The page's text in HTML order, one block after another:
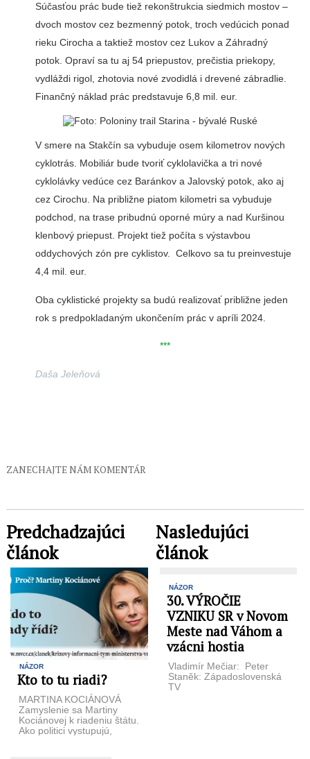
Súčasťou prác bude tiež rekonštrukcia siedmich mostov –
dvoch mostov cez bezmenný potok, troch vedúcich ponad
rieku Cirocha a taktiež mostov cez Lukov a Záhradný
potok. Opraví sa tu aj 54 priepustov, prečistia priekopy,
vydláždi rigol, zhotovia nové zvodidlá i drevené zábradlie.
Finančný náklad prác predstavuje 6,8 mil. eur.
V smere na Stakčín sa vybuduje osem kilometrov nových
cyklotrás. Mobiliár bude tvoriť cyklolavička a tri nové
cyklolávky vedúce cez Baránkov a Jalovský potok, ako aj
cez Cirochu. Na približne piatom kilometri sa vybuduje
podchod, na trase pribudnú oporné múry a nad Kuršinou
klenbový priepust. Projekt tiež počíta s výstavbou
oddychových zón pre cyklistov. Celkovo sa tu preinvestuje
4,4 mil. eur.
Oba cyklistické projekty sa budú realizovať približne jeden
rok s predpokladaným ukončením prác v apríli 2024.
***
Daša Jeleňová
ZANECHAJTE NÁM KOMENTÁR
Predchadzajúci
článok
NÁZOR
Kto to tu riadi?
MARTINA KOCIÁNOVÁ
Zamyslenie sa Martiny
Kociánovej k riadeniu štátu.
Ako politici vystupujú,
Nasledujúci
článok
NÁZOR
30. VÝROČIE
VZNIKU SR v Novom
Meste nad Váhom a
vzácni hostia
Vladimír Mečiar: Peter
Staněk: Západoslovenská
TV